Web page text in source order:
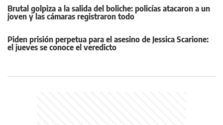
Brutal golpiza a la salida del boliche: policías atacaron a un
joven y las cámaras registraron todo
Piden prisión perpetua para el asesino de Jessica Scarione:
el jueves se conoce el veredicto